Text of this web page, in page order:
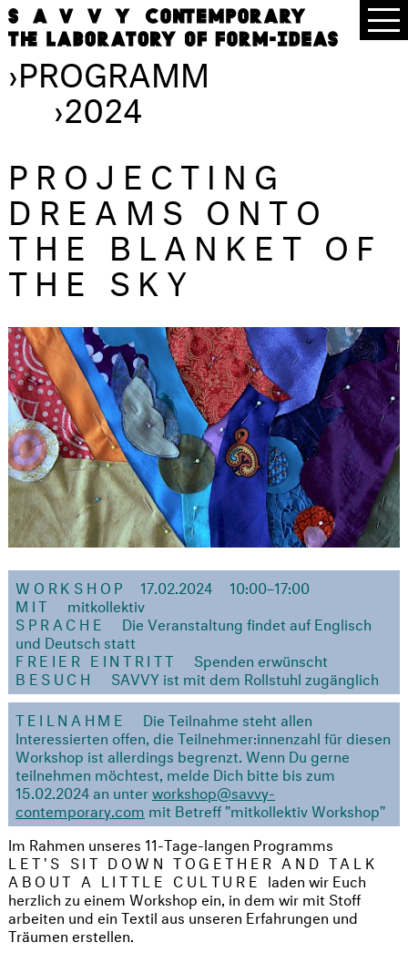
›PROGRAMM
›2024
PROJECTING
DREAMS ONTO
THE BLANKET OF
THE SKY
WORKSHOP 17.02.2024
10:00–17:00
MIT
mitkollektiv
SPRACHE
Die Veranstaltung findet auf Englisch
und Deutsch statt
FREIER EINTRITT
Spenden erwünscht
BESUCH
SAVVY ist mit dem Rollstuhl zugänglich
TEILNAHME
Die Teilnahme steht allen
Interessierten offen, die Teilnehmer:innenzahl für diesen
Workshop ist allerdings begrenzt. Wenn Du gerne
teilnehmen möchtest, melde Dich bitte bis zum
15.02.2024 an unterworkshop@savvy-
contemporary.com mit Betreff "mitkollektiv Workshop"
Im Rahmen unseres 11-Tage-langen Programms
LET'S SIT DOWN TOGETHER AND TALK
ABOUT A LITTLE CULTURE laden wir Euch
herzlich zu einem Workshop ein, in dem wir mit Stoff
arbeiten und ein Textil aus unseren Erfahrungen und
Träumen erstellen.